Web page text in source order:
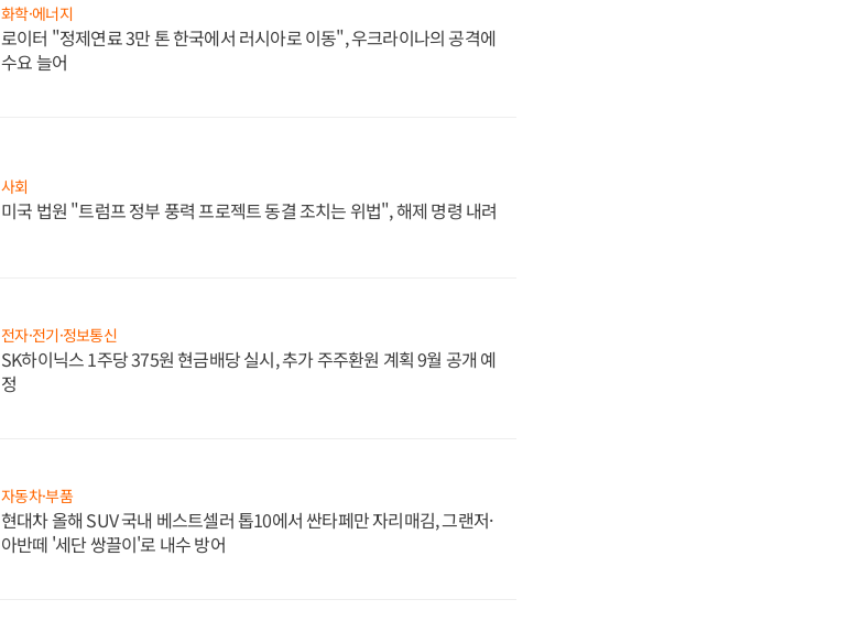
화학·에너지
로이터 "정제연료 3만 톤 한국에서 러시아로 이동", 우크라이나의 공격에
수요 늘어
사회
미국 법원 "트럼프 정부 풍력 프로젝트 동결 조치는 위법", 해제 명령 내려
전자·전기·정보통신
SK하이닉스 1주당 375원 현금배당 실시, 추가 주주환원 계획 9월 공개 예
정
자동차·부품
현대차 올해 SUV 국내 베스트셀러 톱10에서 싼타페만 자리매김, 그랜저·
아반떼 '세단 쌍끌이'로 내수 방어